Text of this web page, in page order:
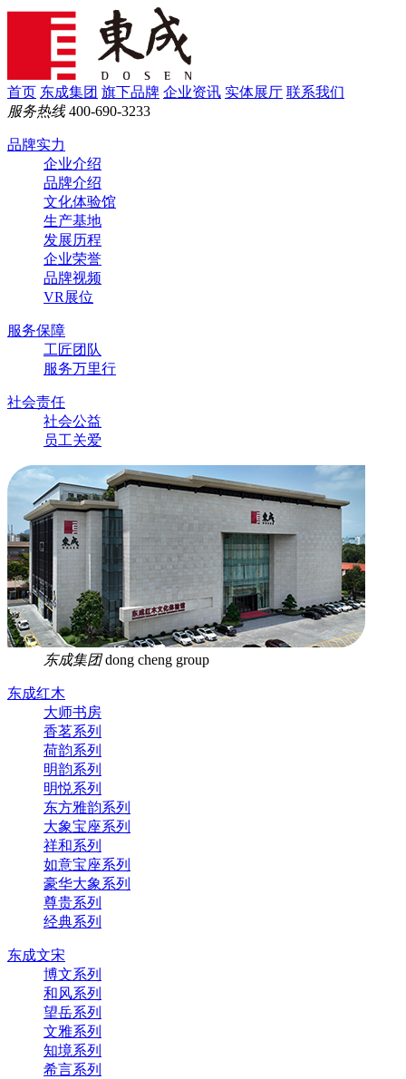
首页 东成集团 旗下品牌 企业资讯 实体展厅 联系我们
服务热线 400-690-3233
品牌实力
企业介绍
品牌介绍
文化体验馆
生产基地
发展历程
企业荣誉
品牌视频
VR展位
服务保障
工匠团队
服务万里行
社会责任
社会公益
员工关爱
东成集团 dong cheng group
东成红木
大师书房
香茗系列
荷韵系列
明韵系列
明悦系列
东方雅韵系列
大象宝座系列
祥和系列
如意宝座系列
豪华大象系列
尊贵系列
经典系列
东成文宋
博文系列
和风系列
望岳系列
文雅系列
知境系列
希言系列